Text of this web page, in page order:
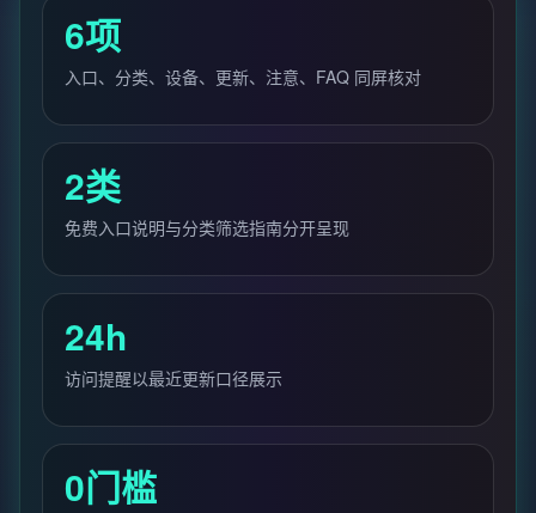
6项
入口、分类、设备、更新、注意、FAQ 同屏核对
2类
免费入口说明与分类筛选指南分开呈现
24h
访问提醒以最近更新口径展示
0门槛